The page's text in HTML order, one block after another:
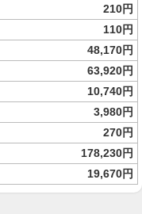
210円
110円
48,170円
63,920円
10,740円
3,980円
270円
178,230円
19,670円